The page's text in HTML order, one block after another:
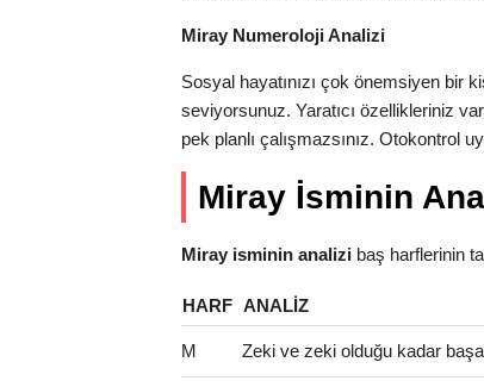
Miray Numeroloji Analizi
Sosyal hayatınızı çok önemsiyen bir
seviyorsunuz. Yaratıcı özellikleriniz
pek planlı çalışmazsınız. Otokontrol
Miray İsminin
Miray isminin analizi baş harflerinin
HARF ANALIZ
M Zeki ve zeki olduğu kadar